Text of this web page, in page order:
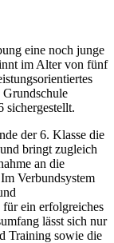
eine noch junge
im Alter von fünf
sichergestellt.
der 6. Klasse die
bringt zugleich
an die
Verbundsystem
ein erfolgreiches
lässt sich nur
Training sowie die